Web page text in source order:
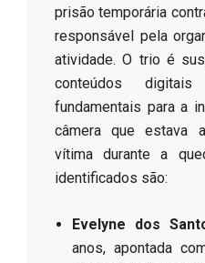
prisão temporária
responsável pela
atividade. O trio é
conteúdos
fundamentais para a
câmera que estava
vítima durante a
identificados são:
Evelyne dos
anos, apontada